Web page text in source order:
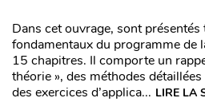
Dans cet ouvrage, sont
fondamentaux du programme de
15 chapitres. Il comporte un
théorie », des méthodes
des exercices d’applica... LIRE LA